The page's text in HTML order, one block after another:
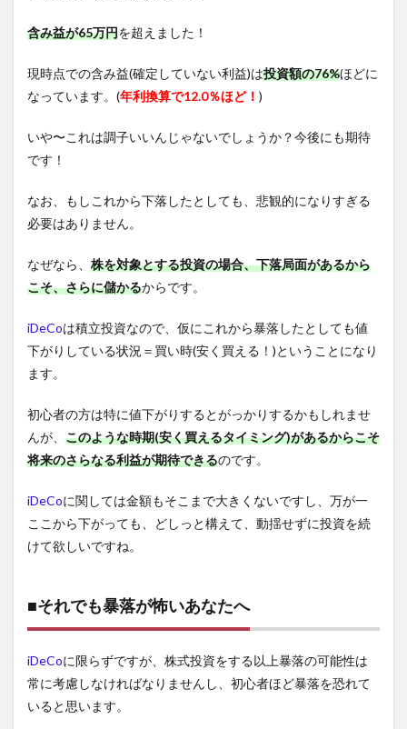
含み益が65万円を超えました！
現時点での含み益(確定していない利益)は投資額の76%ほどに
なっています。(年利換算で12.0％ほど！ )
いや〜これは調子いいんじゃないでしょうか？今後にも期待
です！
なお、もしこれから下落したとしても、悲観的になりすぎる
必要はありません。
なぜなら、 株を対象とする投資の場合、下落局面があるから
こそ、さらに儲かるからです。
iDeCoは積立投資なので、仮にこれから暴落したとしても値
下がりしている状況＝買い時(安く買える！)ということになり
ます。
初心者の方は特に値下がりするとがっかりするかもしれませ
んが、 このような時期(安く買えるタイミング)があるからこそ
将来のさらなる利益が期待できるのです。
iDeCoに関しては金額もそこまで大きくないですし、万が一
ここから下がっても、どしっと構えて、動揺せずに投資を続
けて欲しいですね。
■それでも暴落が怖いあなたへ
iDeCoに限らずですが、株式投資をする以上暴落の可能性は
常に考慮しなければなりませんし、初心者ほど暴落を恐れて
いると思います。